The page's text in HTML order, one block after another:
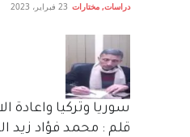
دراسات, مختارات 23 فبراير، 2023
سوريا وتركيا واعادة
قلم : محمد فؤاد زيد